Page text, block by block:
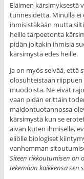
Eläimen kärsimyksestä
tunnesidettä. Minulla ei
ihmisistäkään mutta
heille tarpeetonta
pidän joitakin ihmisiä
kärsimystä edes heille.
Ja on myös selvää,
olosuhteistaan
muodoista. Ne eivät
vaan pidän erittäin
maidontuotannossa
kärsimystä kun se
aivan kuten ihmiselle,
eliölle biologiset
vanhemman
Siteen rikkoutumisen on
tekemään kaikkensa sen